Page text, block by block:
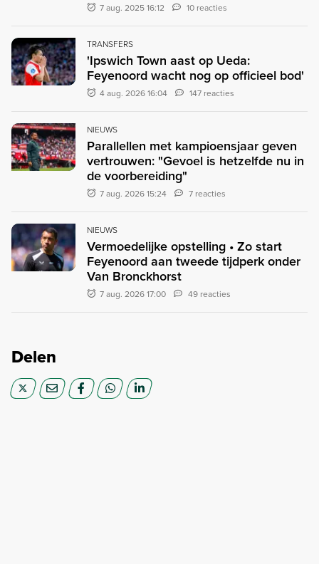
7 aug. 2025 16:12 10 reacties
TRANSFERS
'Ipswich Town aast op Ueda:
Feyenoord wacht nog op officieel bod'
4 aug. 2026 16:04 147 reacties
NIEUWS
Parallellen met kampioensjaar geven
vertrouwen: "Gevoel is hetzelfde nu in
de voorbereiding"
7 aug. 2026 15:24 7 reacties
NIEUWS
Vermoedelijke opstelling • Zo start
Feyenoord aan tweede tijdperk onder
Van Bronckhorst
7 aug. 2026 17:00 49 reacties
Delen